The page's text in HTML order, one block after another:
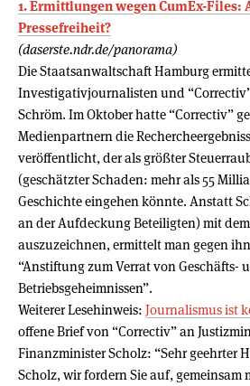
1. Ermittlungen wegen CumEx-Files:
Pressefreiheit?
(daserste.ndr.de/panorama)
Die Staatsanwaltschaft Hamburg
Investigativjournalisten und
Schröm. Im Oktober hatte “Correctiv”
Medienpartnern die
veröffentlicht, der als größter
(geschätzter Schaden: mehr als 55
Geschichte eingehen könnte. Anstatt
an der Aufdeckung Beteiligten) mit
auszuzeichnen, ermittelt man gegen
“Anstiftung zum Verrat von Geschäfts-
Betriebsgeheimnissen”.
Weiterer Lesehinweis: Journalismus ist
offene Brief von “Correctiv” an
Finanzminister Scholz: “Sehr geehrter
Scholz, wir fordern Sie auf, gemeinsam